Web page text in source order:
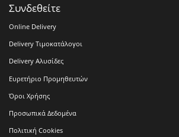
Συνδεθείτε
Online Delivery
Delivery Τιμοκατάλογοι
Delivery Αλυσίδες
Ευρετήριο Προμηθευτών
Όροι Χρήσης
Προσωπικά Δεδομένα
Πολιτική Cookies